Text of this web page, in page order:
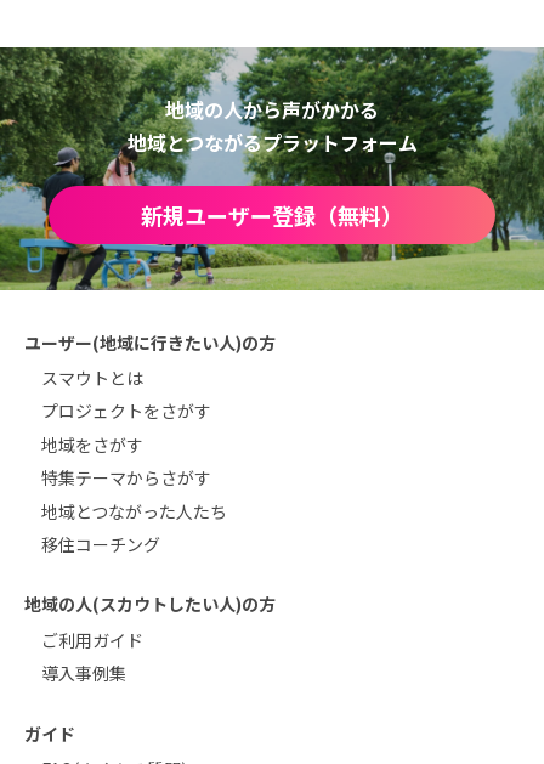
地域の人から声がかかる
地域とつながるプラットフォーム
新規ユーザー登録（無料）
ユーザー(地域に行きたい人)の方
スマウトとは
プロジェクトをさがす
地域をさがす
特集テーマからさがす
地域とつながった人たち
移住コーチング
地域の人(スカウトしたい人)の方
ご利用ガイド
導入事例集
ガイド